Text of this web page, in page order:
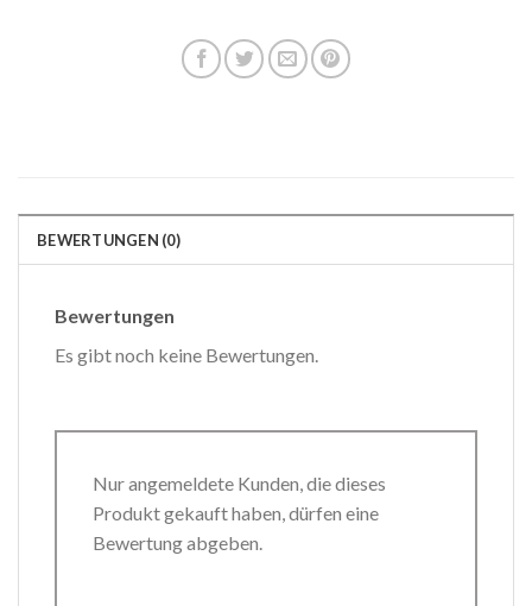
BEWERTUNGEN (0)
Bewertungen
Es gibt noch keine Bewertungen.
Nur angemeldete Kunden, die dieses
Produkt gekauft haben, dürfen eine
Bewertung abgeben.